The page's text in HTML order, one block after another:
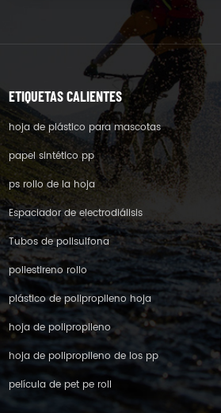
ETIQUETAS CALIENTES
hoja de plástico para mascotas
papel sintético pp
ps rollo de la hoja
Espaciador de electrodiálisis
Tubos de polisulfona
poliestireno rollo
plástico de polipropileno hoja
hoja de polipropileno
hoja de polipropileno de los pp
película de pet pe roll